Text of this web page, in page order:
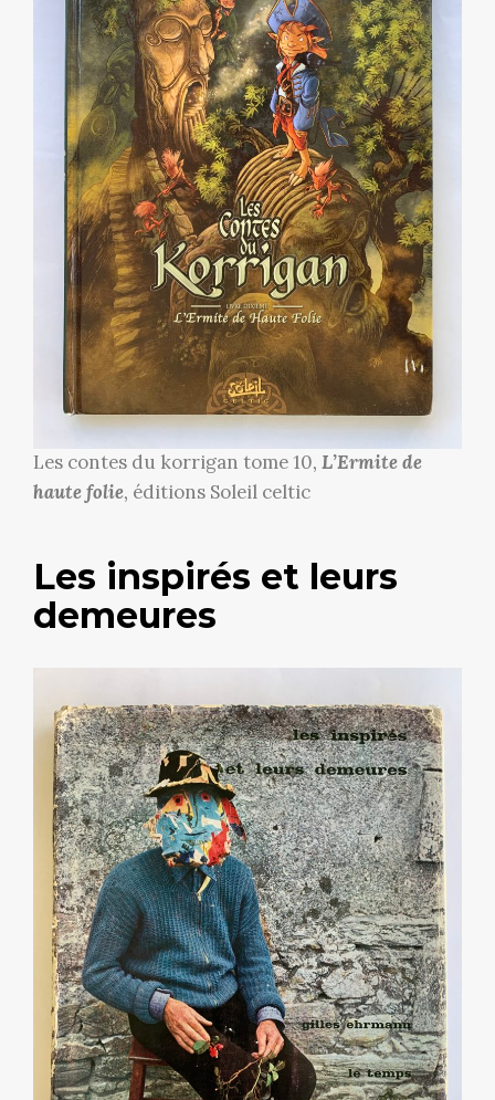
Les contes du korrigan tome 10, L’Ermite de
haute folie, éditions Soleil celtic
Les inspirés et leurs
demeures